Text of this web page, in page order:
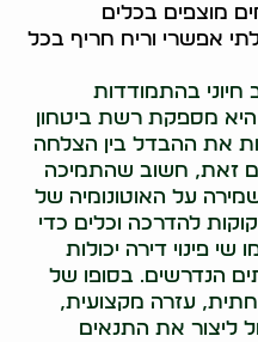
מוצפים בכלים
אפשרי וריח חריף בכל
בהתמודדות
היא מספקת רשת ביטחון
את ההבדל בין הצלחה
זאת, חשוב שהתמיכה
על האוטונומיה של
להדרכה וכלים כדי
שי פינוי דירה יכולות
הנדרשים. בסופו של
עזרה מקצועית,
ליצור את התנאים